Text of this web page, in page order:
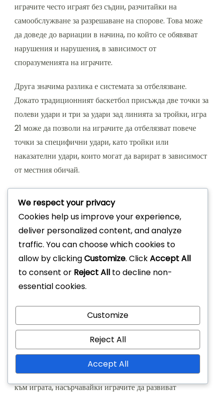
играчите често играят без съдии, разчитайки на
самообслужване за разрешаване на спорове. Това може
да доведе до вариации в начина, по който се обявяват
нарушения и нарушения, в зависимост от
споразуменията на играчите.
Друга значима разлика е системата за отбелязване.
Докато традиционният баскетбол присъжда две точки за
полеви удари и три за удари зад линията за тройки, игра
21 може да позволи на играчите да отбелязват повече
точки за специфични удари, като тройки или
наказателни удари, които могат да варират в зависимост
от местния обичай.
Вариации в отбелязването
Отбелязването в игра 21 може да варира значително в
зависимост от местните адаптации. Някои играчи могат
да присвояват различни стойности на точки за удари,
направени от определени разстояния или по време на
специфични игрови ситуации. Например, играч може да
полеви удар.
Освен това, някои вариации включват бонус точки за
последователни успешни удари или за удари под
натиск, например, когато има защитник. Тези вариации
в отбелязването могат да добавят вълнение и стратегия
към играта, насърчавайки играчите да развиват
We respect your privacy
Cookies help us improve your experience,
deliver personalized content, and analyze
traffic. You can choose which cookies to
allow by clickingCustomize. ClickAccept All
to consent or Reject All to decline non-
essential cookies.
Customize
Reject All
Accept All